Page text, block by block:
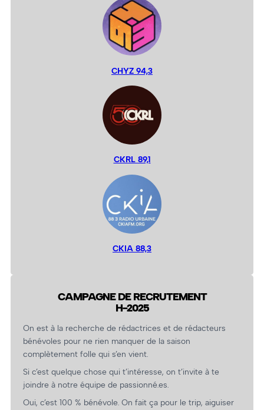
CHYZ 94,3
CKRL 89,1
CKIA 88,3
CAMPAGNE DE RECRUTEMENT
H-2025
On est à la recherche de rédactrices et de rédacteurs
bénévoles pour ne rien manquer de la saison
complètement folle qui s’en vient.
Si c’est quelque chose qui t’intéresse, on t’invite à te
joindre à notre équipe de passionné.es.
Oui, c’est 100 % bénévole. On fait ça pour le trip, aiguiser